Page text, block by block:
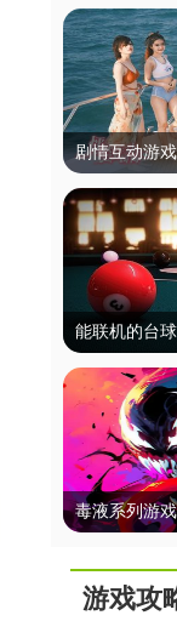
什么游戏比
就帮大家解
冒险类，动
证就能玩的
剧情互动游
剧
剧情互动游
类型，玩家
局。这类游
展为特色，
节发展，带
体验多样的
美，配音出
享受互动乐
种可能性，
这里锚点网
情互动类游
能联机的台
能
能联机的台
友或全球玩
供单人模式
可以通过匹
它们以逼真
戏通常具备
分还提供排
和趣味性。
毒液系列游
毒液游戏集
游戏攻